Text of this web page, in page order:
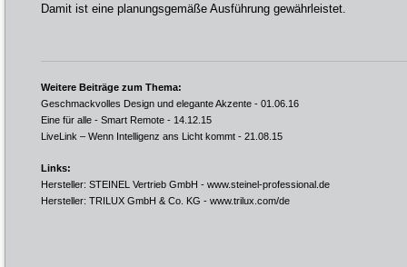
Damit ist eine planungsgemäße Ausführung gewährleistet.
Weitere Beiträge zum Thema:
Geschmackvolles Design und elegante Akzente - 01.06.16
Eine für alle - Smart Remote - 14.12.15
LiveLink – Wenn Intelligenz ans Licht kommt - 21.08.15
Links:
Hersteller: STEINEL Vertrieb GmbH - www.steinel-professional.de
Hersteller: TRILUX GmbH & Co. KG - www.trilux.com/de